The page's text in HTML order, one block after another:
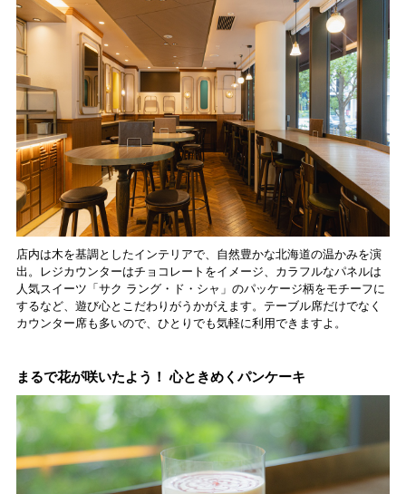
店内は木を基調としたインテリアで、自然豊かな北海道の温かみを演
出。レジカウンターはチョコレートをイメージ、カラフルなパネルは
人気スイーツ「サク ラング・ド・シャ」のパッケージ柄をモチーフに
するなど、遊び心とこだわりがうかがえます。テーブル席だけでなく
カウンター席も多いので、ひとりでも気軽に利用できますよ。
まるで花が咲いたよう！ 心ときめくパンケーキ